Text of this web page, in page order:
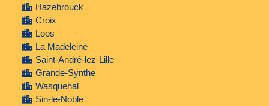
Hazebrouck
Croix
Loos
La Madeleine
Saint-André-lez-Lille
Grande-Synthe
Wasquehal
Sin-le-Noble